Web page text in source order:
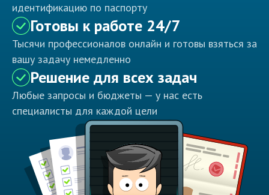
идентификацию по паспорту
Готовы к работе 24/7
Тысячи профессионалов онлайн и готовы взяться за
вашу задачу немедленно
Решение для всех задач
Любые запросы и бюджеты — у нас есть
специалисты для каждой цели